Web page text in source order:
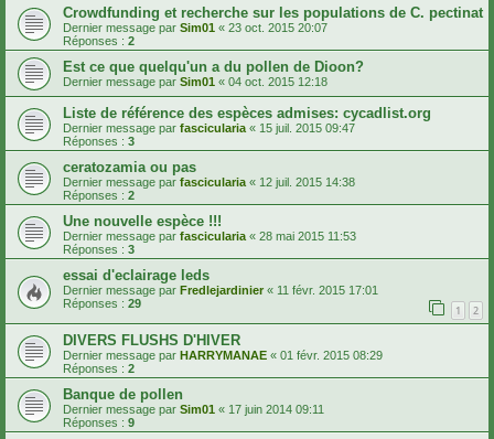
Crowdfunding et recherche sur les populations de C. pectinat
Dernier message par Sim01 « 23 oct. 2015 20:07
Réponses : 2
Est ce que quelqu'un a du pollen de Dioon?
Dernier message par Sim01 « 04 oct. 2015 12:18
Liste de référence des espèces admises: cycadlist.org
Dernier message par fascicularia « 15 juil. 2015 09:47
Réponses : 3
ceratozamia ou pas
Dernier message par fascicularia « 12 juil. 2015 14:38
Réponses : 2
Une nouvelle espèce !!!
Dernier message par fascicularia « 28 mai 2015 11:53
Réponses : 3
essai d'eclairage leds
Dernier message par Fredlejardinier « 11 févr. 2015 17:01
Réponses : 29 1 2
DIVERS FLUSHS D'HIVER
Dernier message par HARRYMANAE « 01 févr. 2015 08:29
Réponses : 2
Banque de pollen
Dernier message par Sim01 « 17 juin 2014 09:11
Réponses : 9